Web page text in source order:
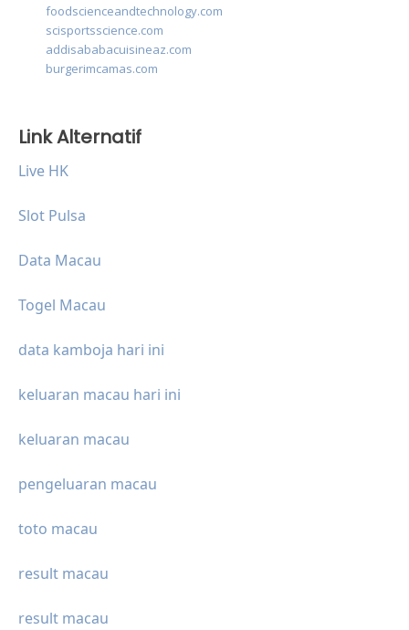
foodscienceandtechnology.com
scisportsscience.com
addisababacuisineaz.com
burgerimcamas.com
Link Alternatif
Live HK
Slot Pulsa
Data Macau
Togel Macau
data kamboja hari ini
keluaran macau hari ini
keluaran macau
pengeluaran macau
toto macau
result macau
result macau